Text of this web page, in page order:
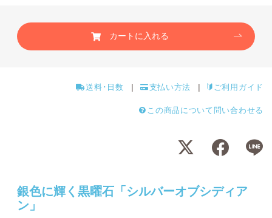
カートに入れる
送料･日数 支払い方法 ご利用ガイド
この商品について問い合わせる
銀色に輝く黒曜石「シルバーオブシディア
ン」